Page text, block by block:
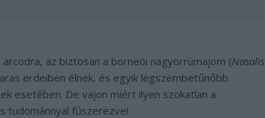
az biztosan a borneói nagyorrúmajom (Nasalis
erdeiben élnek, és egyik legszembetűnőbb
esetében. De vajon miért ilyen szokatlan a
tudománnyal fűszerezve!